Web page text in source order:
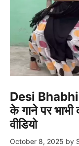
Desi
के गाने पर
वीडियो
October 8, 2025 by